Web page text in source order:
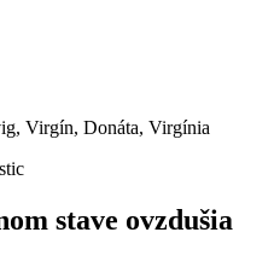
Virgín, Donáta, Virgínia
stave ovzdušia